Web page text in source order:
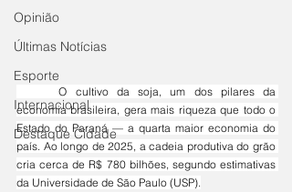
Opinião
Últimas Notícias
Esporte
Internacional
Destaque Cidade
	O cultivo da soja, um dos pilares da
economia brasileira, gera mais riqueza que todo o
Estado do Paraná — a quarta maior economia do
país. Ao longo de 2025, a cadeia produtiva do grão
cria cerca de R$ 780 bilhões, segundo estimativas
da Universidade de São Paulo (USP).